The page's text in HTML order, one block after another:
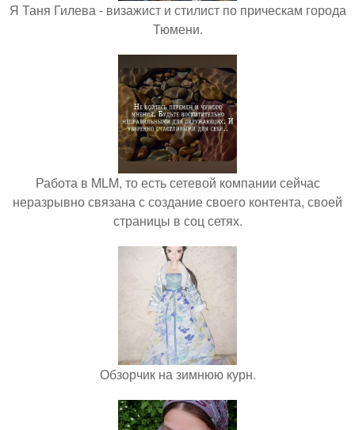
Я Таня Гилева - визажист и стилист по прическам города
Тюмени.
Работа в MLM, то есть сетевой компании сейчас
неразрывно связана с создание своего контента, своей
страницы в соц сетях.
Обзорчик на зимнюю курн.